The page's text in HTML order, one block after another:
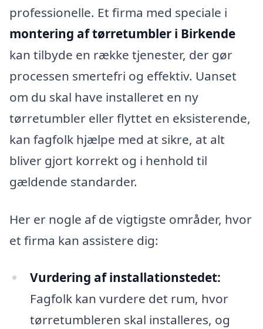
professionelle. Et firma med speciale i
montering af tørretumbler i Birkende
kan tilbyde en række tjenester, der gør
processen smertefri og effektiv. Uanset
om du skal have installeret en ny
tørretumbler eller flyttet en eksisterende,
kan fagfolk hjælpe med at sikre, at alt
bliver gjort korrekt og i henhold til
gældende standarder.
Her er nogle af de vigtigste områder, hvor
et firma kan assistere dig:
Vurdering af installationstedet:
Fagfolk kan vurdere det rum, hvor
tørretumbleren skal installeres, og